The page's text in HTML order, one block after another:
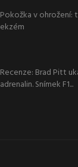
Pokožka v
ekzém
Recenze: Brad Pitt
adrenalin. Snímek F1...